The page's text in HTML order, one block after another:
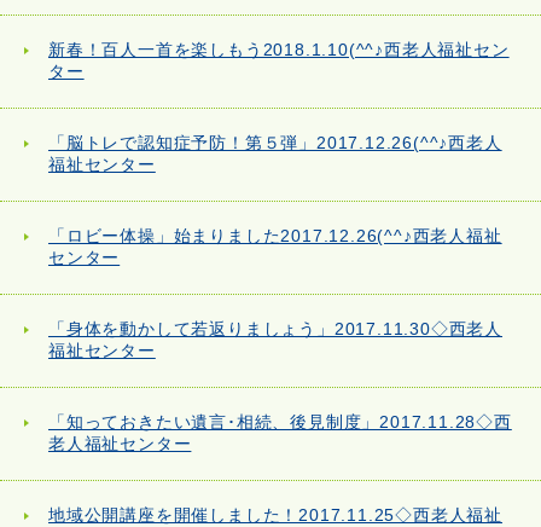
新春！百人一首を楽しもう2018.1.10(^^♪西老人福祉セン
ター
「脳トレで認知症予防！第５弾」2017.12.26(^^♪西老人
福祉センター
「ロビー体操」始まりました2017.12.26(^^♪西老人福祉
センター
「身体を動かして若返りましょう」2017.11.30◇西老人
福祉センター
「知っておきたい遺言･相続、後見制度」2017.11.28◇西
老人福祉センター
地域公開講座を開催しました！2017.11.25◇西老人福祉